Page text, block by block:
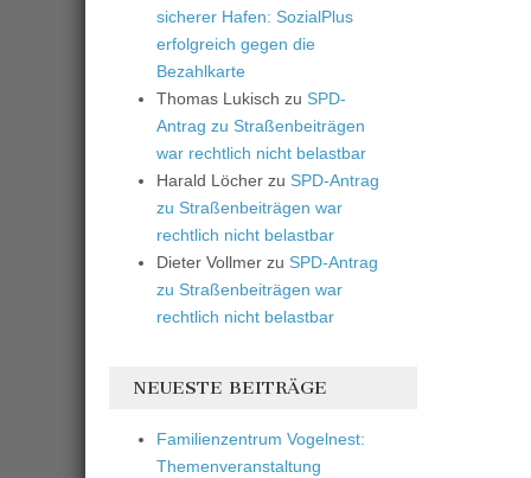
sicherer Hafen: SozialPlus
erfolgreich gegen die
Bezahlkarte
Thomas Lukisch zu SPD-
Antrag zu Straßenbeiträgen
war rechtlich nicht belastbar
Harald Löcher zu SPD-Antrag
zu Straßenbeiträgen war
rechtlich nicht belastbar
Dieter Vollmer zu SPD-Antrag
zu Straßenbeiträgen war
rechtlich nicht belastbar
NEUESTE BEITRÄGE
Familienzentrum Vogelnest:
Themenveranstaltung